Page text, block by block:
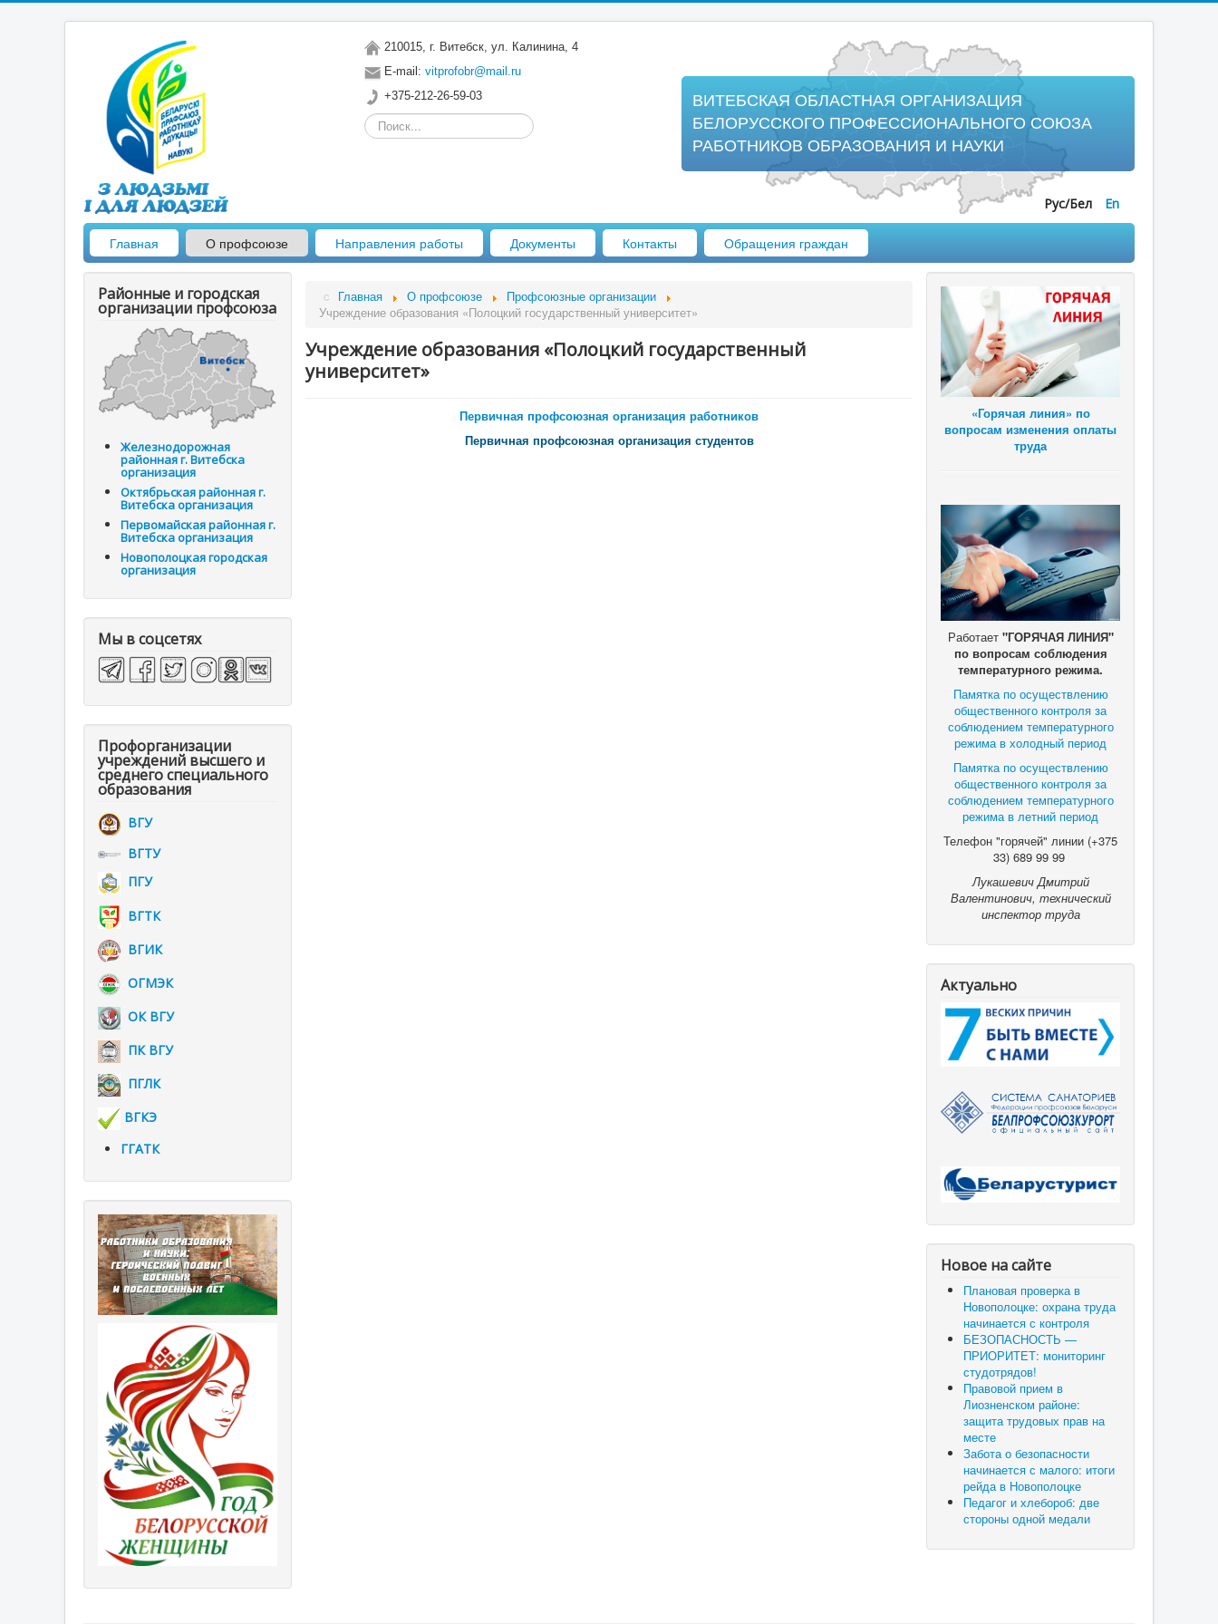
ВИТЕБСКАЯ ОБЛАСТНАЯ ОРГАНИЗАЦИЯ
БЕЛОРУССКОГО ПРОФЕССИОНАЛЬНОГО СОЮЗА
РАБОТНИКОВ ОБРАЗОВАНИЯ И НАУКИ
210015, г. Витебск, ул. Калинина, 4
E-mail: vitprofobr@mail.ru
+375-212-26-59-03
Искать...
Рус/Бел En
Главная О профсоюзе Направления работы Документы Контакты Обращения граждан
Районные и городская
организации профсоюза
Железнодорожная
районная г. Витебска
организация
Октябрьская районная г.
Витебска организация
Первомайская районная г.
Витебска организация
Новополоцкая городская
организация
Мы в соцсетях
Профорганизации
учреждений высшего и
среднего специального
образования
ВГУ
ВГТУ
ПГУ
ВГТК
ВГИК
ОГМЭК
ОК ВГУ
ПК ВГУ
ПГЛК
ВГКЭ
ГГАТК
Главная О профсоюзе
Профсоюзные организации
Учреждение образования «Полоцкий государственный университет»
Учреждение образования «Полоцкий государственный
университет»
Первичная профсоюзная организация работников
Первичная профсоюзная организация студентов
«Горячая линия» по
вопросам изменения оплаты
труда
Работает "ГОРЯЧАЯ ЛИНИЯ"
по вопросам соблюдения
температурного режима.
Памятка по осуществлению
общественного контроля за
соблюдением температурного
режима в холодный период
Памятка по осуществлению
общественного контроля за
соблюдением температурного
режима в летний период
Телефон "горячей" линии (+375
33) 689 99 99
Лукашевич Дмитрий
Валентинович, технический
инспектор труда
Актуально
Новое на сайте
Плановая проверка в
Новополоцке: охрана труда
начинается с контроля
БЕЗОПАСНОСТЬ —
ПРИОРИТЕТ: мониторинг
студотрядов!
Правовой прием в
Лиозненском районе:
защита трудовых прав на
месте
Забота о безопасности
начинается с малого: итоги
рейда в Новополоцке
Педагог и хлебороб: две
стороны одной медали